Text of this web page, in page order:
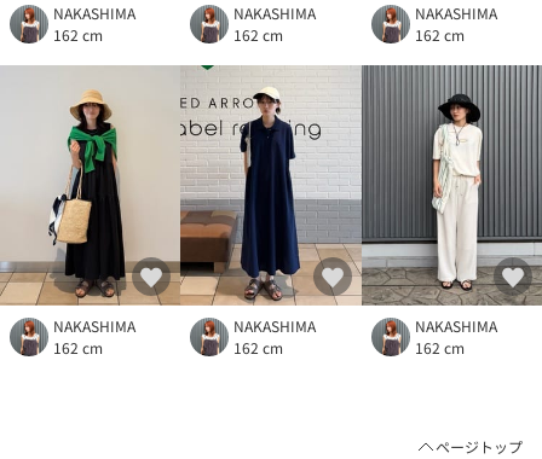
NAKASHIMA
162 cm
NAKASHIMA
162 cm
NAKASHIMA
162 cm
NAKASHIMA
162 cm
NAKASHIMA
162 cm
NAKASHIMA
162 cm
ページトップ